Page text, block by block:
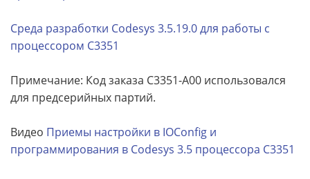
Среда разработки Codesys 3.5.19.0 для работы с
процессором C3351
Примечание: Код заказа C3351-A00 использовался
для предсерийных партий.
Видео Приемы настройки в IOConfig и
программирования в Codesys 3.5 процессора C3351